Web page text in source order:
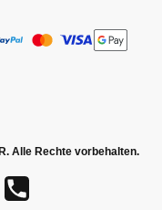
Alle Rechte vorbehalten.